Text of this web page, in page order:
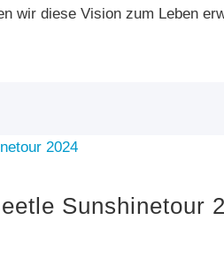
wir diese Vision zum Leben
Sunshinetour